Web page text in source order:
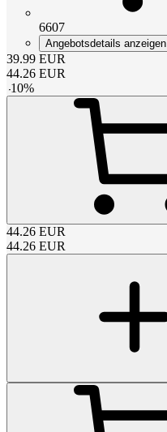
6607
Angebotsdetails anzeigen
39.99 EUR
44.26 EUR
-10%
44.26 EUR
44.26 EUR